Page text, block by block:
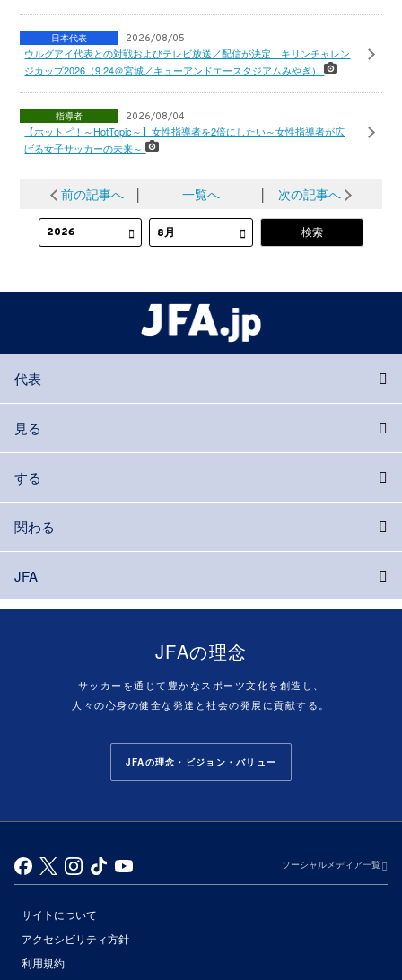
日本代表 2026/08/05
ウルグアイ代表との対戦およびテレビ放送／配信が決定 キリンチャレン
ジカップ2026（9.24＠宮城／キューアンドエースタジアムみやぎ）
指導者 2026/08/04
【ホットピ！～HotTopic～】女性指導者を2倍にしたい～女性指導者が広
げる女子サッカーの未来～
前の記事へ 一覧へ 次の記事へ
代表
見る
する
関わる
JFA
JFAの理念
サッカーを通じて豊かなスポーツ文化を創造し、
人々の心身の健全な発達と社会の発展に貢献する。
JFAの理念・ビジョン・バリュー
ソーシャルメディア一覧
サイトについて
アクセシビリティ方針
利用規約